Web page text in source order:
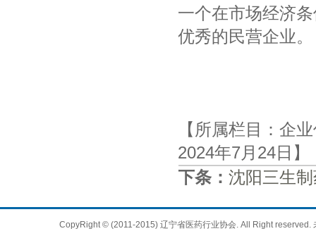
一个在市场经济
优秀的民营企业。
【所属栏目：
2024年7月24日
下条：沈阳三生
CopyRight © (2011-2015) 辽宁省医药行业协会. All Right